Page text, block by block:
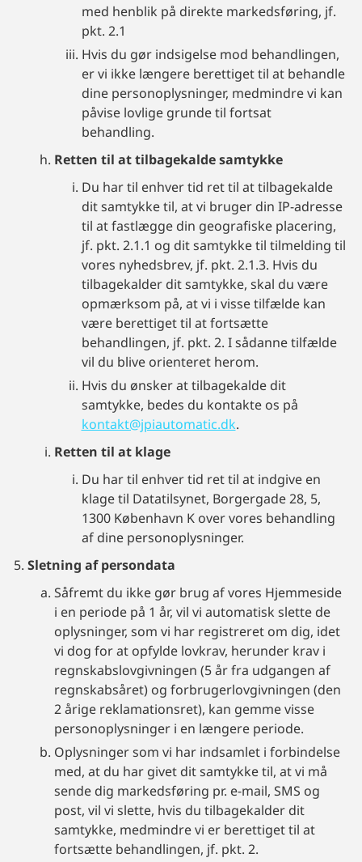
med henblik på direkte markedsføring, jf.
pkt. 2.1
Hvis du gør indsigelse mod behandlingen,
er vi ikke længere berettiget til at behandle
dine personoplysninger, medmindre vi kan
påvise lovlige grunde til fortsat
behandling.
Retten til at tilbagekalde samtykke
Du har til enhver tid ret til at tilbagekalde
dit samtykke til, at vi bruger din IP-adresse
til at fastlægge din geografiske placering,
jf. pkt. 2.1.1 og dit samtykke til tilmelding til
vores nyhedsbrev, jf. pkt. 2.1.3. Hvis du
tilbagekalder dit samtykke, skal du være
opmærksom på, at vi i visse tilfælde kan
være berettiget til at fortsætte
behandlingen, jf. pkt. 2. I sådanne tilfælde
vil du blive orienteret herom.
Hvis du ønsker at tilbagekalde dit
samtykke, bedes du kontakte os på
kontakt@jpiautomatic.dk.
Retten til at klage
Du har til enhver tid ret til at indgive en
klage til Datatilsynet, Borgergade 28, 5,
1300 København K over vores behandling
af dine personoplysninger.
Sletning af persondata
Såfremt du ikke gør brug af vores Hjemmeside
i en periode på 1 år, vil vi automatisk slette de
oplysninger, som vi har registreret om dig, idet
vi dog for at opfylde lovkrav, herunder krav i
regnskabslovgivningen (5 år fra udgangen af
regnskabsåret) og forbrugerlovgivningen (den
2 årige reklamationsret), kan gemme visse
personoplysninger i en længere periode.
Oplysninger som vi har indsamlet i forbindelse
med, at du har givet dit samtykke til, at vi må
sende dig markedsføring pr. e-mail, SMS og
post, vil vi slette, hvis du tilbagekalder dit
samtykke, medmindre vi er berettiget til at
fortsætte behandlingen, jf. pkt. 2.